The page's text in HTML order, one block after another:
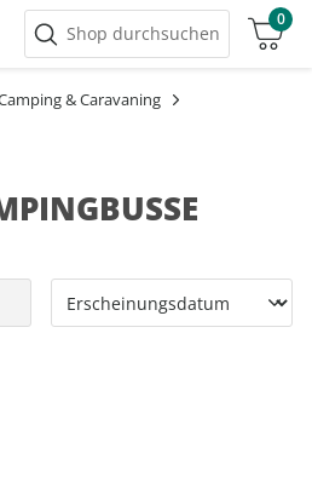
Shop durchsuchen
0
& Caravaning